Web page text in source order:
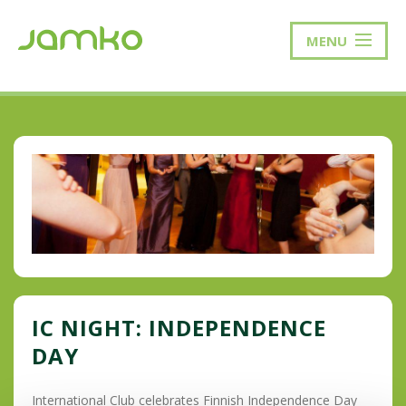
MENU
IC NIGHT: INDEPENDENCE
DAY
International Club celebrates Finnish Independence Day